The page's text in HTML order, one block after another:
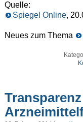
Quelle:
Spiegel Online,
Neues zum Thema